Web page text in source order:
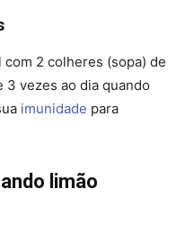
2 colheres (sopa) de
vezes ao dia quando
imunidade para
limão